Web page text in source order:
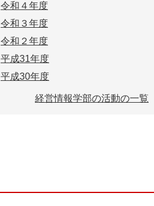
令和４年度
令和３年度
令和２年度
平成31年度
平成30年度
経営情報学部の活動の一覧